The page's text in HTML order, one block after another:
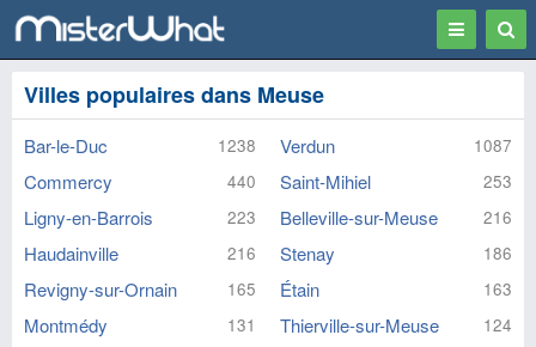
Toggle
Villes populaires dans Meuse
Bar-le-Duc 1238 Verdun 1087
Commercy 440 Saint-Mihiel 253
Ligny-en-Barrois 223 Belleville-sur-Meuse 216
Haudainville 216 Stenay 186
Revigny-sur-Ornain 165 Étain 163
Montmédy 131 Thierville-sur-Meuse 124